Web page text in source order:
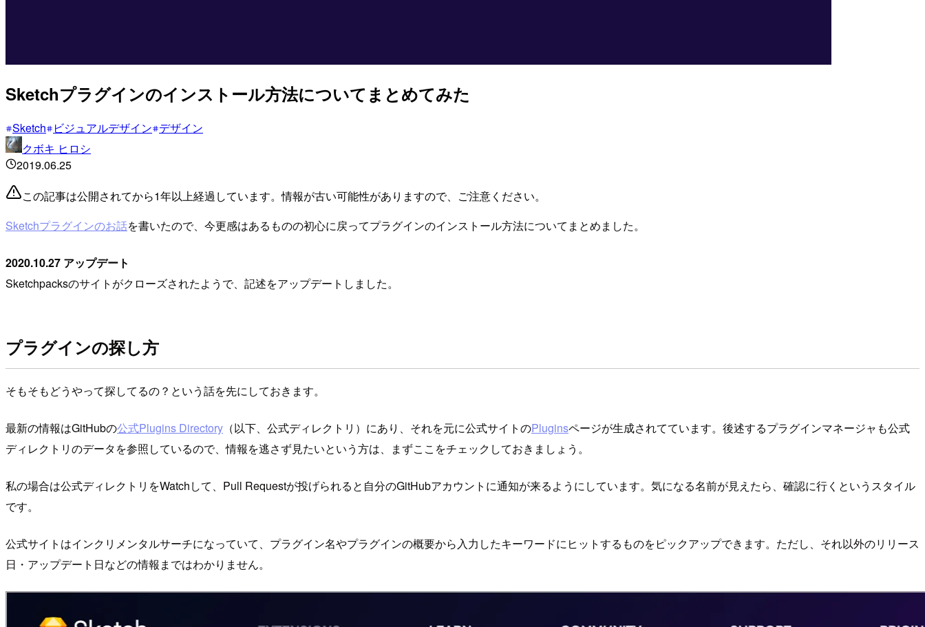
Sketchプラグインのインストール方法についてまとめてみた
Sketch ビジュアルデザイン デザイン
クボキ ヒロシ
2019.06.25
この記事は公開されてから1年以上経過しています。情報が古い可能性がありますので、ご注意ください。
Sketchプラグインのお話を書いたので、今更感はあるものの初心に戻ってプラグインのインストール方法についてまとめました。
2020.10.27 アップデート
Sketchpacksのサイトがクローズされたようで、記述をアップデートしました。
プラグインの探し方
そもそもどうやって探してるの？という話を先にしておきます。
最新の情報はGitHubの公式Plugins Directory （以下、公式ディレクトリ）にあり、それを元に公式サイトのPluginsページが生成されてています。後述するプラグインマネージャも公式
ディレクトリのデータを参照しているので、情報を逃さず見たいという方は、まずここをチェックしておきましょう。
私の場合は公式ディレクトリをWatchして、Pull Requestが投げられると自分のGitHubアカウントに通知が来るようにしています。気になる名前が見えたら、確認に行くというスタイル
です。
公式サイトはインクリメンタルサーチになっていて、プラグイン名やプラグインの概要から入力したキーワードにヒットするものをピックアップできます。ただし、それ以外のリリース
日・アップデート日などの情報まではわかりません。